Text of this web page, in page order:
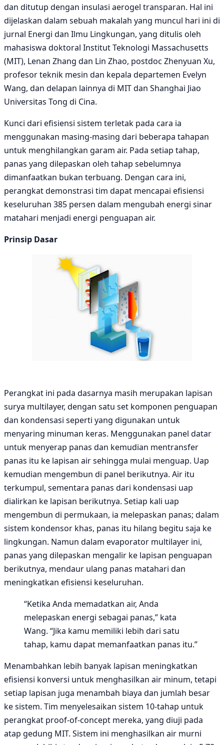
dan ditutup dengan insulasi aerogel transparan. Hal ini
dijelaskan dalam sebuah makalah yang muncul hari ini di
jurnal Energi dan Ilmu Lingkungan, yang ditulis oleh
mahasiswa doktoral Institut Teknologi Massachusetts
(MIT), Lenan Zhang dan Lin Zhao, postdoc Zhenyuan Xu,
profesor teknik mesin dan kepala departemen Evelyn
Wang, dan delapan lainnya di MIT dan Shanghai Jiao
Universitas Tong di Cina.
Kunci dari efisiensi sistem terletak pada cara ia
menggunakan masing-masing dari beberapa tahapan
untuk menghilangkan garam air. Pada setiap tahap,
panas yang dilepaskan oleh tahap sebelumnya
dimanfaatkan bukan terbuang. Dengan cara ini,
perangkat demonstrasi tim dapat mencapai efisiensi
keseluruhan 385 persen dalam mengubah energi sinar
matahari menjadi energi penguapan air.
Prinsip Dasar
Perangkat ini pada dasarnya masih merupakan lapisan
surya multilayer, dengan satu set komponen penguapan
dan kondensasi seperti yang digunakan untuk
menyaring minuman keras. Menggunakan panel datar
untuk menyerap panas dan kemudian mentransfer
panas itu ke lapisan air sehingga mulai menguap. Uap
kemudian mengembun di panel berikutnya. Air itu
terkumpul, sementara panas dari kondensasi uap
dialirkan ke lapisan berikutnya. Setiap kali uap
mengembun di permukaan, ia melepaskan panas; dalam
sistem kondensor khas, panas itu hilang begitu saja ke
lingkungan. Namun dalam evaporator multilayer ini,
panas yang dilepaskan mengalir ke lapisan penguapan
berikutnya, mendaur ulang panas matahari dan
meningkatkan efisiensi keseluruhan.
“Ketika Anda memadatkan air, Anda
melepaskan energi sebagai panas,” kata
Wang. “Jika kamu memiliki lebih dari satu
tahap, kamu dapat memanfaatkan panas itu.”
Menambahkan lebih banyak lapisan meningkatkan
efisiensi konversi untuk menghasilkan air minum, tetapi
setiap lapisan juga menambah biaya dan jumlah besar
ke sistem. Tim menyelesaikan sistem 10-tahap untuk
perangkat proof-of-concept mereka, yang diuji pada
atap gedung MIT. Sistem ini menghasilkan air murni